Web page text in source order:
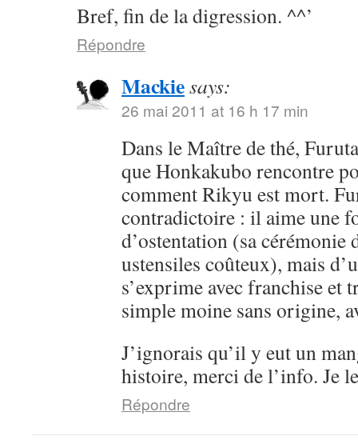
Bref, fin de la digression. ^^’
Répondre
Mackiesays:
26 mai 2011 at 16 h 17 min
Dans le Maître de thé,
que Honkakubo rencontre
comment Rikyu est mort.
contradictoire : il aime une
d’ostentation (sa cérémonie
ustensiles coûteux), mais
s’exprime avec franchise et
simple moine sans origine,
J’ignorais qu’il y eut un
histoire, merci de l’info. Je
Répondre